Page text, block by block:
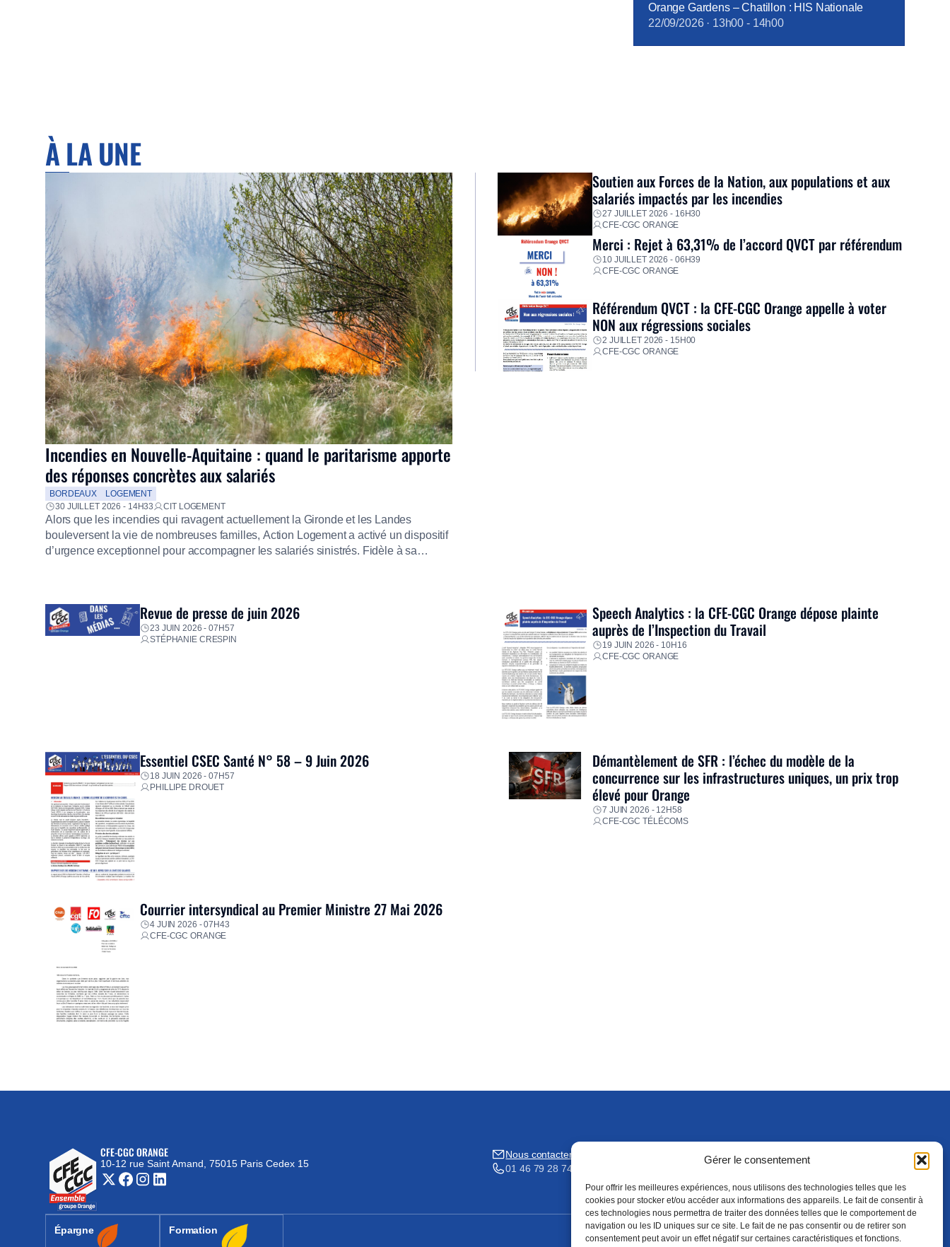
Gérer le consentement
Pour offrir les meilleures expériences, nous utilisons des technologies telles que les
cookies pour stocker et/ou accéder aux informations des appareils. Le fait de consentir à
ces technologies nous permettra de traiter des données telles que le comportement de
navigation ou les ID uniques sur ce site. Le fait de ne pas consentir ou de retirer son
consentement peut avoir un effet négatif sur certaines caractéristiques et fonctions.
Orange Gardens – Chatillon : HIS Nationale
22/09/2026· 13h00 - 14h00
À LA UNE
Incendies en Nouvelle-Aquitaine : quand le paritarisme apporte
des réponses concrètes aux salariés
BORDEAUX
LOGEMENT
30 JUILLET 2026 - 14H33
CIT LOGEMENT
Alors que les incendies qui ravagent actuellement la Gironde et les Landes
bouleversent la vie de nombreuses familles, Action Logement a activé un dispositif
d’urgence exceptionnel pour accompagner les salariés sinistrés. Fidèle à sa
Soutien aux Forces de la Nation, aux populations et aux
salariés impactés par les incendies
27 JUILLET 2026 - 16H30
CFE-CGC ORANGE
Merci : Rejet à 63,31% de l’accord QVCT par référendum
10 JUILLET 2026 - 06H39
CFE-CGC ORANGE
Référendum QVCT : la CFE-CGC Orange appelle à voter
NON aux régressions sociales
2 JUILLET 2026 - 15H00
CFE-CGC ORANGE
Revue de presse de juin 2026
23 JUIN 2026 - 07H57
STÉPHANIE CRESPIN
Speech Analytics : la CFE-CGC Orange dépose plainte
auprès de l’Inspection du Travail
19 JUIN 2026 - 10H16
CFE-CGC ORANGE
Essentiel CSEC Santé N° 58 – 9 Juin 2026
18 JUIN 2026 - 07H57
PHILLIPE DROUET
Démantèlement de SFR : l’échec du modèle de la
concurrence sur les infrastructures uniques, un prix trop
élevé pour Orange
7 JUIN 2026 - 12H58
CFE-CGC TÉLÉCOMS
Courrier intersyndical au Premier Ministre 27 Mai 2026
4 JUIN 2026 - 07H43
CFE-CGC ORANGE
CFE-CGC ORANGE
10-12 rue Saint Amand, 75015 Paris Cedex 15
(nouvelle fenêtre)
Nous contacter
01 46 79 28 74
S'ABONNER
(NOUVELLE FENÊTRE)
ADHÉRER
Épargne
(nouvelle fenêtre) Formation
(nouvelle fenêtre)